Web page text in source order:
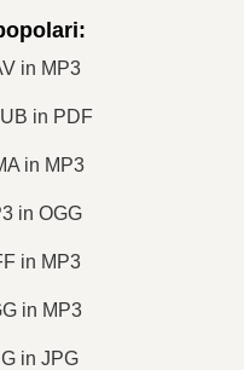
:
in MP3
in PDF
in MP3
in OGG
in MP3
in MP3
in JPG